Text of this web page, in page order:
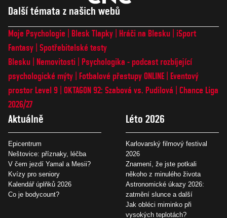
Další témata z našich webů
Moje Psychologie Blesk Tlapky Hráči na Blesku
iSport
Fantasy Spotřebitelské testy
Blesku
Nemovitosti
Psychologika - podcast rozbíjející
psychologické mýty
Fotbalové přestupy ONLINE
Eventový
prostor Level 9 OKTAGON 92: Szabová vs. Pudilová
Chance Liga
2026/27
Aktuálně
Epicentrum
Neštovice: příznaky, léčba
V čem jezdí Yamal a Mesii?
Kvízy pro seniory
Kalendář úplňků 2026
Co je bodycount?
Léto 2026
Karlovarský filmový festival
2026
Znamení, že jste potkali
někoho z minulého života
Astronomické úkazy 2026:
zatmění slunce a další
Jak obléci miminko při
vysokých teplotách?